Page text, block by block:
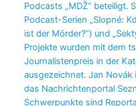
Podcasts „MDŽ“ beteiligt.
Podcast-Serien „Slopné:
ist der Mörder?“) und
Projekte wurden mit dem
Journalistenpreis in der
ausgezeichnet. Jan
das Nachrichtenportal
Schwerpunkte sind